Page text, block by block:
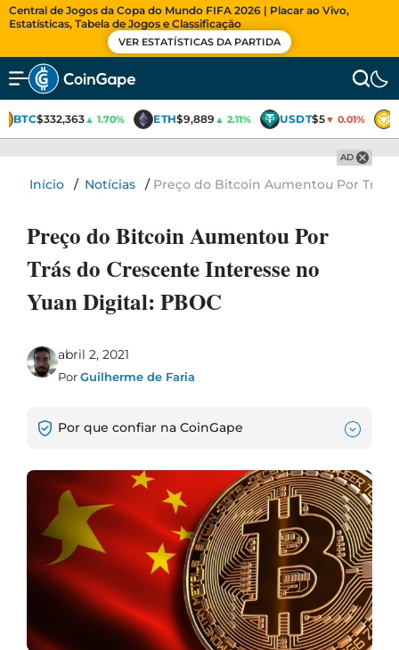
Central de Jogos da Copa do Mundo FIFA 2026 | Placar ao Vivo,
Estatísticas, Tabela de Jogos e Classificação
VER ESTATÍSTICAS DA PARTIDA
BTC$332,363▲ 1.70% ETH$9,889 ▲ 2.11% USDT$5▼ 0.01%
AD
Início / Notícias / Preço do Bitcoin Aumentou Por Trás
Preço do Bitcoin Aumentou Por
Trás do Crescente Interesse no
Yuan Digital: PBOC
abril 2, 2021
PorGuilherme de Faria
Por que confiar na CoinGape